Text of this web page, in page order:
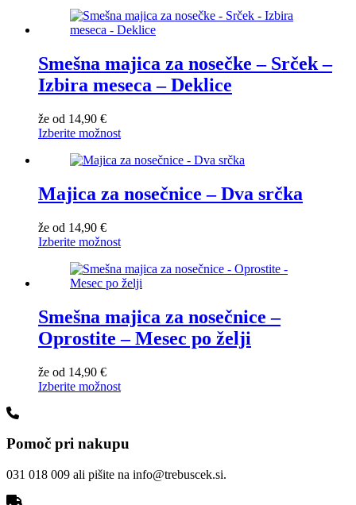
Smešna majica za nosečke – Srček –
Izbira meseca – Deklice
že od 14,90 €
Izberite možnost
Majica za nosečnice – Dva srčka
že od 14,90 €
Izberite možnost
Smešna majica za nosečnice –
Oprostite – Mesec po želji
že od 14,90 €
Izberite možnost
Pomoč pri nakupu
031 018 009 ali pišite na info@trebuscek.si.